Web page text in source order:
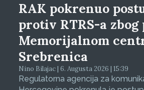
RAK pokrenuo
protiv RTRS-a zbog
Memorijalnom
Srebrenica
Nino Bilajac | 6. Augusta 2026 | 15:39
Regulatorna agencija za